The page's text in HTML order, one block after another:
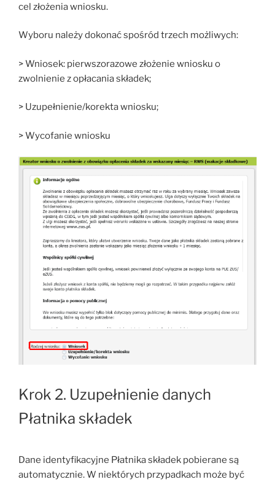
cel złożenia wniosku.
Wyboru należy dokonać spośród trzech możliwych:
> Wniosek: pierwszorazowe złożenie wniosku o
zwolnienie z opłacania składek;
> Uzupełnienie/korekta wniosku;
> Wycofanie wniosku
Krok 2. Uzupełnienie danych
Płatnika składek
Dane identyfikacyjne Płatnika składek pobierane są
automatycznie. W niektórych przypadkach może być